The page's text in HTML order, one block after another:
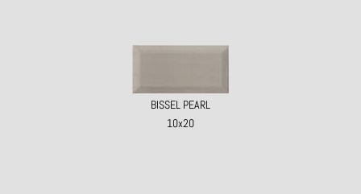
BISSEL PEARL
10x20